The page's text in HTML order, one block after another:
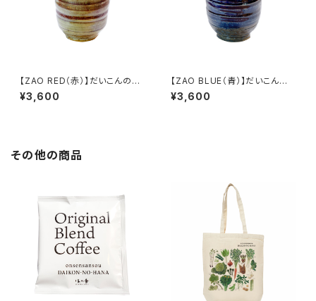
【ZAO RED（赤）】だいこんの花
オリジナル 湯呑
¥3,600
【ZAO BLUE（青）】だいこんの
花オリジナル 湯呑
¥3,600
その他の商品